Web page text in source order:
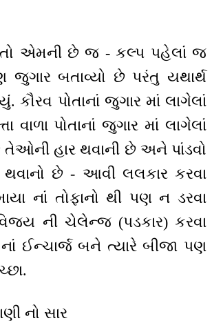
તો એમની છે જ - કલ્પ પહેલાં જ
જુગાર બતાવ્યો છે પરંતુ યથાર્થ
કૌરવ પોતાનાં જુગાર માં લાગેલાં
વાળા પોતાનાં જુગાર માં લાગેલાં
હાર થવાની છે અને પાંડવો
છે - આવી લલકાર કરવા
નાં તોફાનો થી પણ ન ડરવા
ની ચેલેન્જ (પડકાર) કરવા
ઈન્ચાર્જ બને ત્યારે બીજા પણ
નો સાર